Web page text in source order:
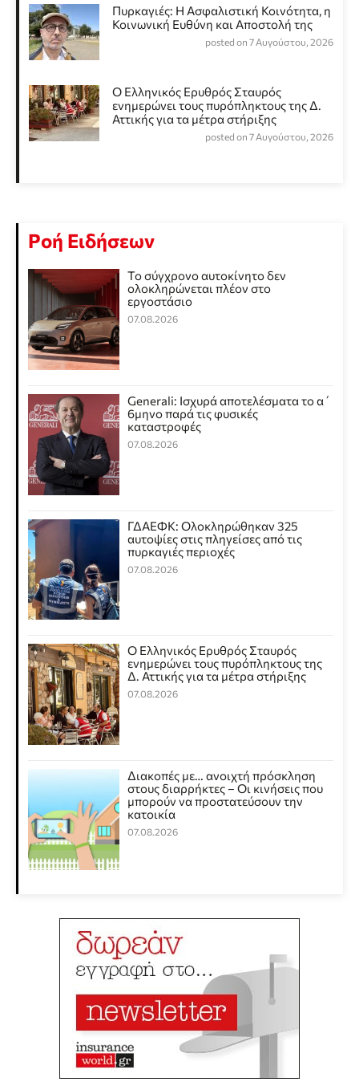
Πυρκαγιές: Η Ασφαλιστική Κοινότητα, η
Κοινωνική Ευθύνη και Αποστολή της
posted on 7 Αυγούστου, 2026
Ο Ελληνικός Ερυθρός Σταυρός
ενημερώνει τους πυρόπληκτους της Δ.
Αττικής για τα μέτρα στήριξης
posted on 7 Αυγούστου, 2026
Ροή Ειδήσεων
Το σύγχρονο αυτοκίνητο δεν
ολοκληρώνεται πλέον στο
εργοστάσιο
07.08.2026
Generali: Ισχυρά αποτελέσματα το α΄
6μηνο παρά τις φυσικές
καταστροφές
07.08.2026
ΓΔΑΕΦΚ: Ολοκληρώθηκαν 325
αυτοψίες στις πληγείσες από τις
πυρκαγιές περιοχές
07.08.2026
Ο Ελληνικός Ερυθρός Σταυρός
ενημερώνει τους πυρόπληκτους της
Δ. Αττικής για τα μέτρα στήριξης
07.08.2026
Διακοπές με… ανοιχτή πρόσκληση
στους διαρρήκτες – Οι κινήσεις που
μπορούν να προστατεύσουν την
κατοικία
07.08.2026